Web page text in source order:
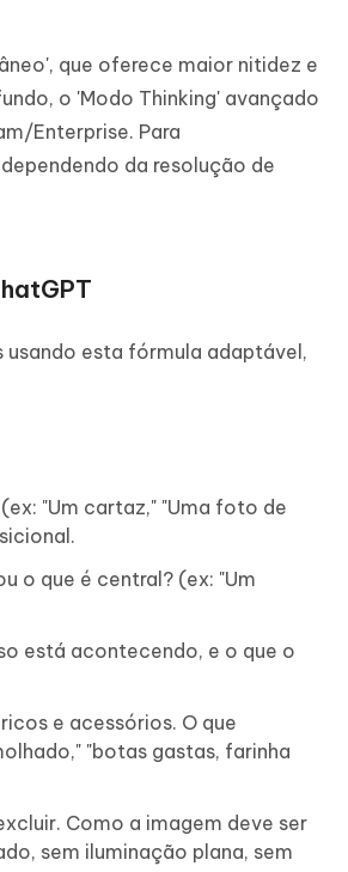
que oferece maior nitidez e
o 'Modo Thinking' avançado
Enterprise. Para
da resolução de
usando esta fórmula adaptável,
"Um cartaz," "Uma foto de
o que é central? (ex: "Um
está acontecendo, e o que o
e acessórios. O que
"botas gastas, farinha
Como a imagem deve ser
sem iluminação plana, sem